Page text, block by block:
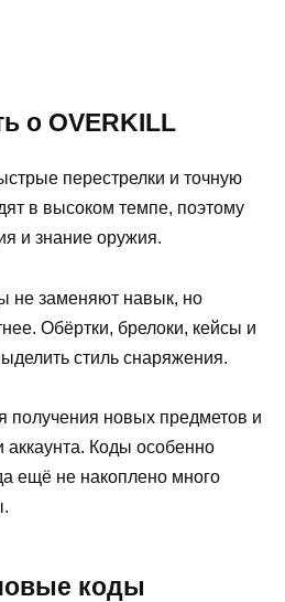
о OVERKILL
перестрелки и точную
в высоком темпе, поэтому
и знание оружия.
не заменяют навык, но
Обёртки, брелоки, кейсы и
стиль снаряжения.
получения новых предметов и
аккаунта. Коды особенно
ещё не накоплено много
коды